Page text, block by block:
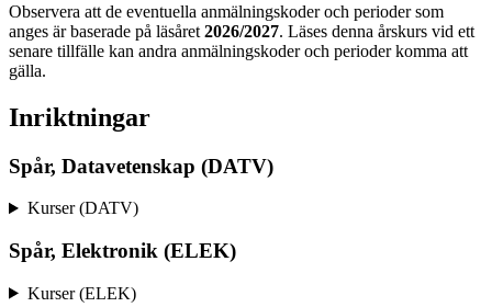
Observera att de eventuella anmälningskoder och perioder som
anges är baserade på läsåret 2026/2027. Läses denna årskurs vid ett
senare tillfälle kan andra anmälningskoder och perioder komma att
gälla.
Inriktningar
Spår, Datavetenskap (DATV)
Kurser (DATV)
Spår, Elektronik (ELEK)
Kurser (ELEK)